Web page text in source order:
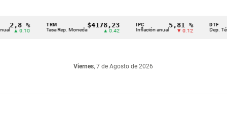
% TRM
Tasa Rep. Moneda
$4178,23
▲ 0.42
IPC
Inflación anual
5,81 %
▼ 0.12
DTF
Dep. Término
Viernes, 7 de Agosto de 2026